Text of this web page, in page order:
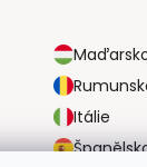
Itálie